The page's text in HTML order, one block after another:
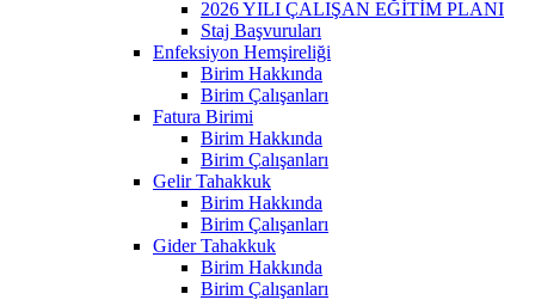
2026 YILI ÇALIŞAN EĞİTİM PLANI
Staj Başvuruları
Enfeksiyon Hemşireliği
Birim Hakkında
Birim Çalışanları
Fatura Birimi
Birim Hakkında
Birim Çalışanları
Gelir Tahakkuk
Birim Hakkında
Birim Çalışanları
Gider Tahakkuk
Birim Hakkında
Birim Çalışanları